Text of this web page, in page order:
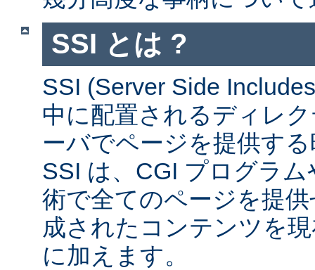
SSI とは ?
SSI (Server Side
中に配置されるディレ
ーバでページを提供す
SSI は、CGI プログラ
術で全てのページを提
成されたコンテンツを
に加えます。